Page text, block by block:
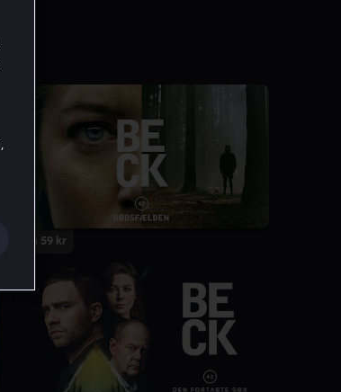
Fra 59 kr